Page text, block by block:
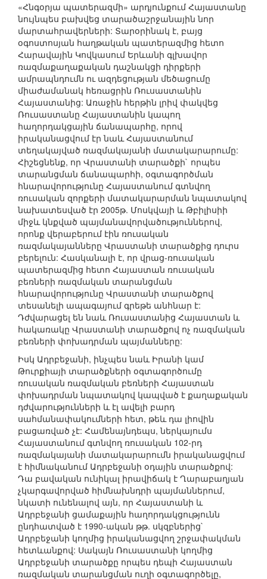
«Հնգօրյա պատերազմի» արդյունքում Հայաստանը
նույնպես բախվեց տարածաշրջանային նոր
մարտահրավերների: Տարօրինակ է, բայց
օգոստոսյան հաղթական պատերազմից հետո
Հարավային Կովկասում Երևանի գլխավոր
ռազմաքաղաքական դաշնակցի դիրքերի
ամրապնդումն ու ազդեցության մեծացումը
միաժամանակ հեռացրին Ռուսաստանին
Հայաստանից: Առաջին հերթին լրիվ փակվեց
Ռուսաստանը Հայաստանին կապող
հաղորդակցային ճանապարհը, որով
իրականացվում էր նաև Հայաստանում
տեղակայված ռազմակայանի մատակարարումը:
Հիշեցնենք, որ Վրաստանի տարածքի` որպես
տարանցման ճանապարհի, օգտագործման
հնարավորությունը Հայաստանում գտնվող
ռուսական զորքերի մատակարարման նպատակով
նախատեսված էր 2005թ. Մոսկվայի և Թբիլիսիի
միջև կնքված պայմանավորվածություններով,
որոնք վերաբերում էին ռուսական
ռազմակայանները Վրաստանի տարածքից դուրս
բերելուն: Հասկանալի է, որ վրաց-ռուսական
պատերազմից հետո Հայաստան ռուսական
բեռների ռազմական տարանցման
հնարավորությունը Վրաստանի տարածքով
տեսանելի ապագայում գրեթե անհնար է:
Դժվարացել են նաև Ռուսաստանից Հայաստան և
հակառակը Վրաստանի տարածքով ոչ ռազմական
բեռների փոխադրման պայմանները:
Իսկ Ադրբեջանի, ինչպես նաև Իրանի կամ
Թուրքիայի տարածքների օգտագործումը
ռուսական ռազմական բեռների Հայաստան
փոխադրման նպատակով կապված է քաղաքական
դժվարությունների և էլ ավելի բարդ
սահմանափակումների հետ, թեև դա լիովին
բացառված չէ: Համենայնդեպս, ներկայումս
Հայաստանում գտնվող ռուսական 102-րդ
ռազմակայանի մատակարարումն իրականացվում
է հիմնականում Ադրբեջանի օդային տարածքով:
Դա բավական ունիկալ իրավիճակ է Ղարաբաղյան
չկարգավորված հիմնախնդրի պայմաններում,
նկատի ունենալով այն, որ Հայաստանի և
Ադրբեջանի ցամաքային հաղորդակցությունն
ընդհատված է 1990-ական թթ. սկզբներից`
Ադրբեջանի կողմից իրականացվող շրջափակման
հետևանքով: Սակայն Ռուսաստանի կողմից
Ադրբեջանի տարածքը որպես դեպի Հայաստան
ռազմական տարանցման ուղի օգտագործելը,